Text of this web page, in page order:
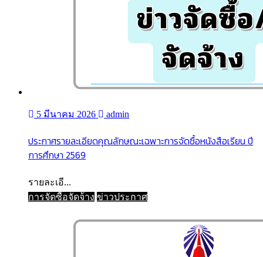
5 มีนาคม 2026 admin
ประกาศรายละเอียดคุณลักษณะเฉพาะการจัดซื้อหนังสือเรียน ปี
การศึกษา 2569
รายละเอี...
การจัดซื้อจัดจ้าง ข่าวประกาศ